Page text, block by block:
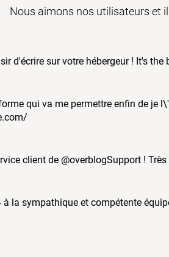
Nous aimons nos utilisateurs et
d'écrire sur votre hébergeur ! It's the
qui va me permettre enfin de je
client de @overblogSupport !
la sympathique et compétente